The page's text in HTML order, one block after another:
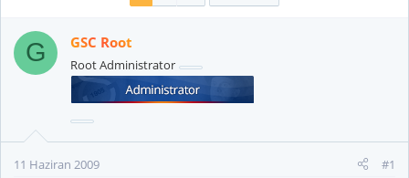
u
B
a
a
n
g
ı
ç
i
G GSC Root
Root Administrator
11 Haziran 2009 #1